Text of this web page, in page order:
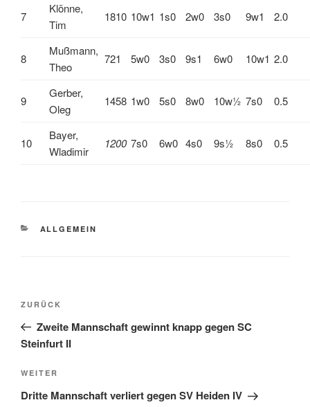
7
Klönne,
Tim
1810 10w1 1s0 2w0 3s0 9w1 2.0
8
Mußmann,
Theo
721 5w0 3s0 9s1 6w0 10w1 2.0
9
Gerber,
Oleg
1458 1w0 5s0 8w0 10w½ 7s0 0.5
10
Bayer,
Wladimir
1200 7s0 6w0 4s0 9s½ 8s0 0.5
KATEGORIEN
ALLGEMEIN
Beitragsnavigation
Vorheriger
Beitrag
ZURÜCK
Zweite Mannschaft gewinnt knapp gegen SC
Steinfurt II
Nächster
Beitrag
WEITER
Dritte Mannschaft verliert gegen SV Heiden IV